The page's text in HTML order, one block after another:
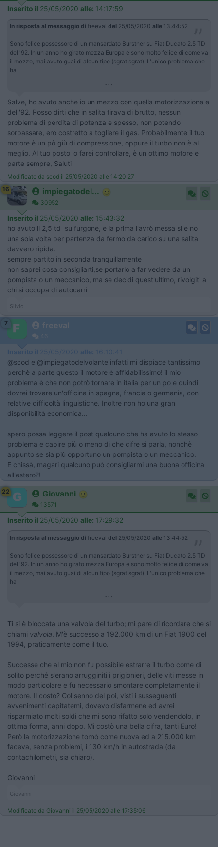
Inserito il 25/05/2020 alle: 14:17:59
In risposta al messaggio di freeval del 25/05/2020 alle 13:44:52
Sono felice possessore di un mansardato Burstner su Fiat Ducato 2.5 TD
del '92. In un anno ho girato mezza Europa e sono molto felice di come va
il mezzo, mai avuto guai di alcun tipo (sgrat sgrat). L'unico problema che
ha
...
Salve, ho avuto anche io un mezzo con quella motorizzazione e
del '92. Posso dirti che in salita tirava di brutto, nessun
problema di perdita di potenza e spesso, non potendo
sorpassare, ero costretto a togliere il gas. Probabilmente il tuo
motore è un pò giù di compressione, oppure il turbo non è al
meglio. Al tuo posto lo farei controllare, è un ottimo motore e
parte sempre, Saluti
Modificato da scod il 25/05/2020 alle 14:20:27
16
impiegatodel...
30952
Inserito il 25/05/2020 alle: 15:43:32
ho avuto il 2,5 td su furgone, e la prima l'avrò messa si e no
una sola volta per partenza da fermo da carico su una salita
davvero ripida.
sempre partito in seconda tranquillamente
non saprei cosa consigliarti,se portarlo a far vedere da un
pompista o un meccanico, ma se decidi quest'ultimo, rivolgiti a
chi si occupa di autocarri
Silvio
7 freeval
46
Inserito il 25/05/2020 alle: 16:10:41
@scod e @impiegatodelvolante infatti mi dispiace tantissimo
perchè a parte questo il motore è affidabilissimo! il mio
problema è che non potrò tornare in italia per un po e quindi
dovrei trovare un'officina in spagna, francia o germania, con
relative difficoltà linguistiche. Inoltre non ho una gran
disponibilità economica...
spero possa leggere il post qualcuno che ha avuto lo stesso
problema e capire più o meno di che cifre si parla, nonchè
appunto se sia più opportuno un pompista o un meccanico.
E chissà, magari qualcuno può consigliarmi una buona officina
all'estero?!
22 Giovanni
13571
Inserito il 25/05/2020 alle: 17:29:32
In risposta al messaggio di freeval del 25/05/2020 alle 13:44:52
Sono felice possessore di un mansardato Burstner su Fiat Ducato 2.5 TD
del '92. In un anno ho girato mezza Europa e sono molto felice di come va
il mezzo, mai avuto guai di alcun tipo (sgrat sgrat). L'unico problema che
ha
...
Ti si è bloccata una valvola del turbo; mi pare di ricordare che si
chiami valvola. M'è successo a 192.000 km di un Fiat 1900 del
1994, praticamente come il tuo.
Successe che al mio non fu possibile estrarre il turbo come di
solito perché s'erano arrugginiti i prigionieri, delle viti messe in
modo particolare e fu necessario smontare completamente il
motore. Il costo? Col senno del poi, visti i susseguenti
avvenimenti capitatemi, dovevo disfarmene ed avrei
risparmiato molti soldi che mi sono rifatto solo vendendolo, in
ottima forma, anni dopo. Mi costò una bella cifra, tanti Euro!
Però la motorizzazione tornò come nuova ed a 215.000 km
faceva, senza problemi, i 130 km/h in autostrada (da
contachilometri, sia chiaro).
Giovanni
Giovanni
Modificato da Giovanni il 25/05/2020 alle 17:35:06